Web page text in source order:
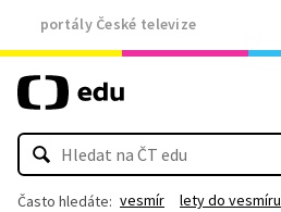
portály České televize
Často hledáte: vesmír lety do vesmíru